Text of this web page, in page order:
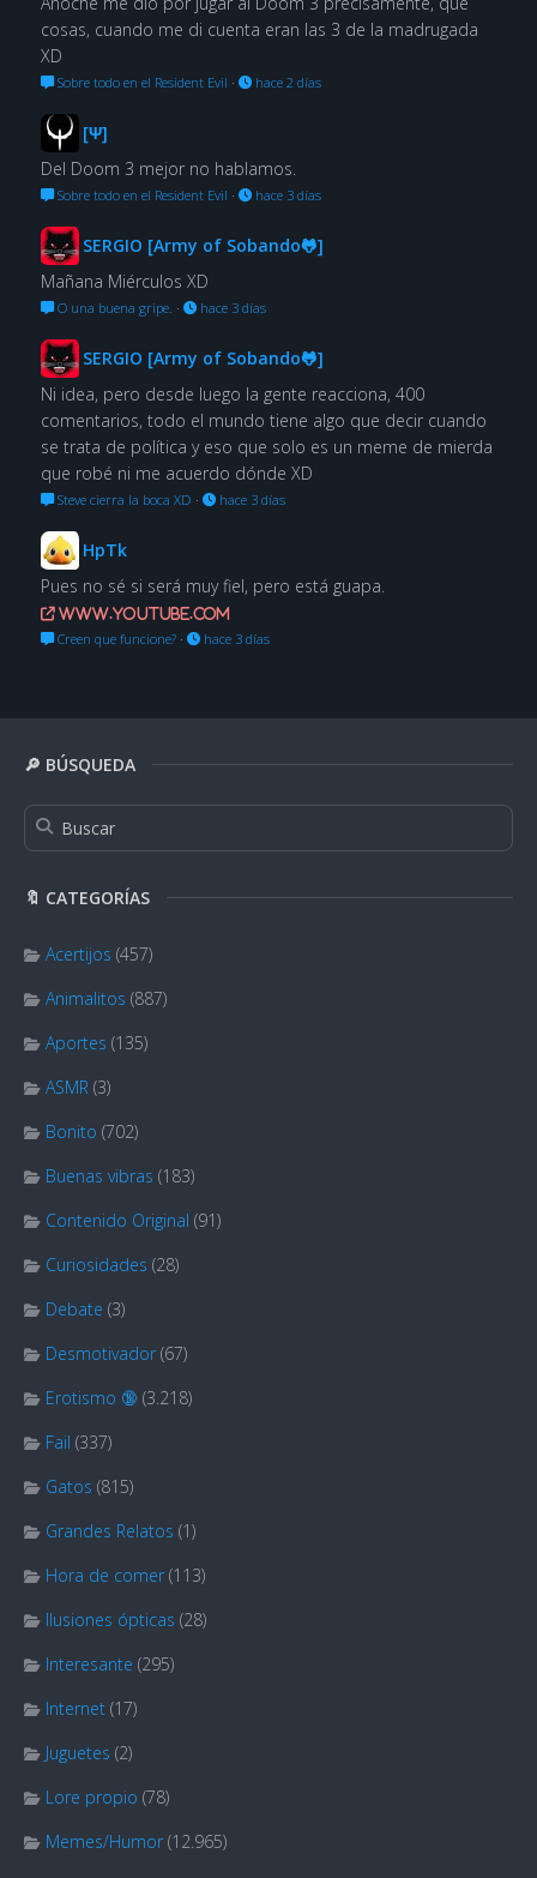
🔎 BÚSQUEDA
🔖 CATEGORÍAS
Acertijos (457)
Animalitos (887)
Aportes (135)
ASMR (3)
Bonito (702)
Buenas vibras (183)
Contenido Original (91)
Curiosidades (28)
Debate (3)
Desmotivador (67)
Erotismo 🔞 (3.218)
Fail (337)
Gatos (815)
Grandes Relatos (1)
Hora de comer (113)
Ilusiones ópticas (28)
Interesante (295)
Internet (17)
Juguetes (2)
Lore propio (78)
Memes/Humor (12.965)
cosas, cuando me di cuenta eran las 3 de la madrugada
XD
Sobre todo en el Resident Evil · hace 2 días
[Ψ]
Del Doom 3 mejor no hablamos.
Sobre todo en el Resident Evil · hace 3 días
SERGIO [Army of Sobando🐸]
Mañana Miérculos XD
O una buena gripe. · hace 3 días
SERGIO [Army of Sobando🐸]
Ni idea, pero desde luego la gente reacciona, 400
comentarios, todo el mundo tiene algo que decir cuando
se trata de política y eso que solo es un meme de mierda
que robé ni me acuerdo dónde XD
Steve cierra la boca XD · hace 3 días
HpTk
Pues no sé si será muy fiel, pero está guapa.
www.youtube.com
Creen que funcione?· hace 3 días